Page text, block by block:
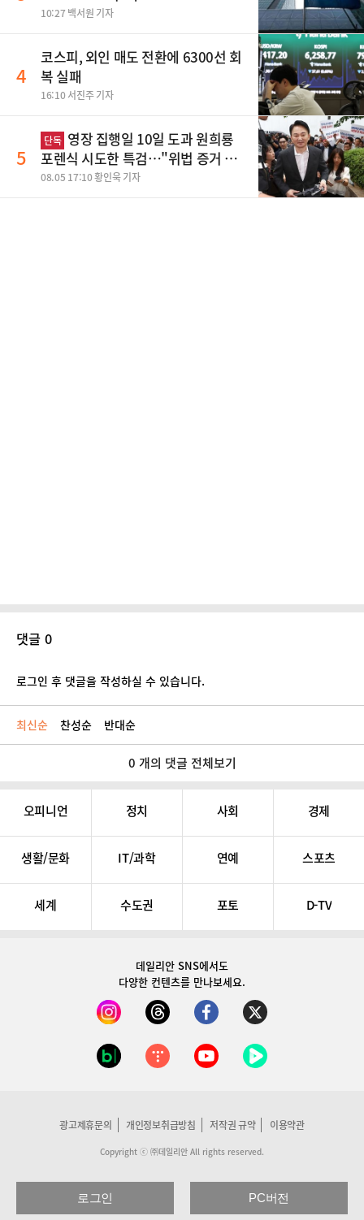
10:27 백서원 기자
4
코스피, 외인 매도 전환에 6300선 회
복 실패
16:10 서진주 기자
5
단독 영장 집행일 10일 도과 원희룡
포렌식 시도한 특검…"위법 증거 수
집" 지적
08.05 17:10 황인욱 기자
댓글 0
로그인 후 댓글을 작성하실 수 있습니다.
최신순 찬성순 반대순
0 개의 댓글 전체보기
오피니언 정치 사회 경제
생활/문화 IT/과학 연예 스포츠
세계 수도권 포토 D-TV
데일리안 SNS에서도
다양한 컨텐츠를 만나보세요.
광고제휴문의 개인정보취급방침 저작권 규약 이용약관
Copyright ⓒ ㈜데일리안 All rights reserved.
로그인 PC버전